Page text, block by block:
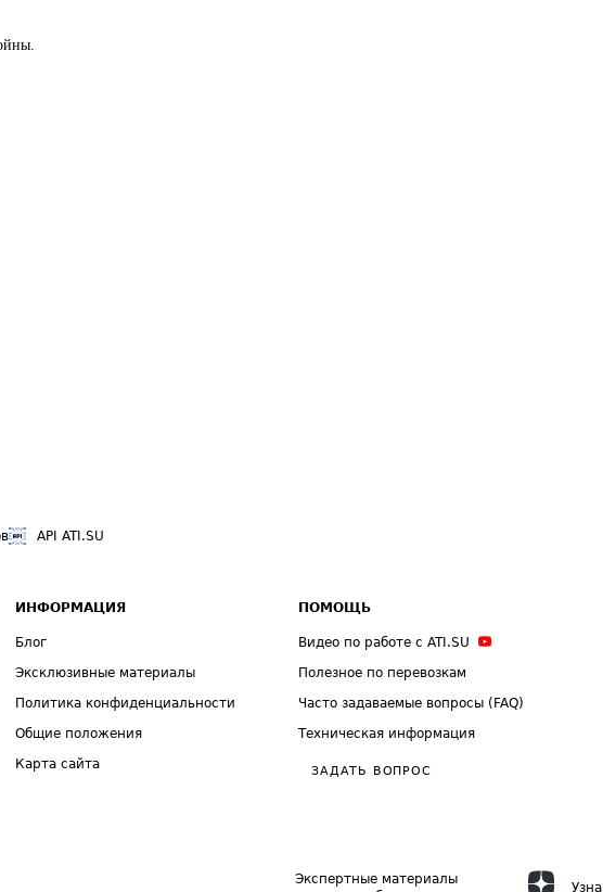
API ATI.SU
ИНФОРМАЦИЯ
Блог
Эксклюзивные материалы
Политика конфиденциальности
Общие положения
Карта сайта
ПОМОЩЬ
Видео по работе с ATI.SU
Полезное по перевозкам
Часто задаваемые вопросы (FAQ)
Техническая информация
ЗАДАТЬ ВОПРОС
Экспертные материалы